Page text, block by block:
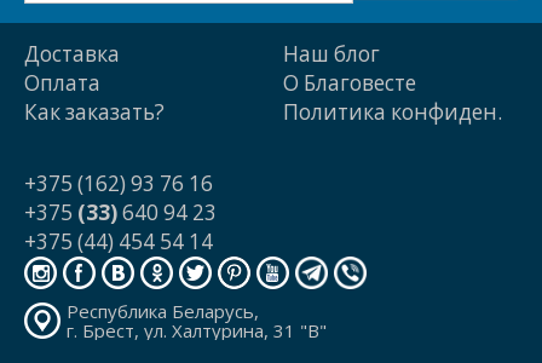
Доставка
Оплата
Как заказать?
Наш блог
О Благовесте
Политика конфиден.
+375 (162) 93 76 16
+375 (33)640 94 23
+375 (44) 454 54 14
Республика Беларусь,
г. Брест, ул. Халтурина, 31 "В"